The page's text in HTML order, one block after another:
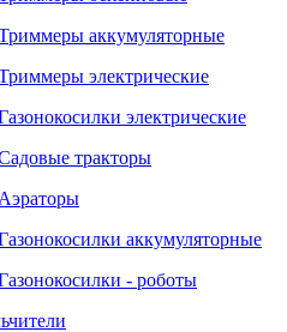
аккумуляторные
электрические
электрические
тракторы
Аэраторы
аккумуляторные
- роботы